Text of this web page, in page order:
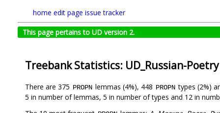
home edit page issue tracker
This page pertains to UD version 2.
Treebank Statistics: UD_Russian-
There are 375 PROPN lemmas (4%), 448 PROPN types (2%)
5 in number of lemmas, 5 in number of types and 12 in